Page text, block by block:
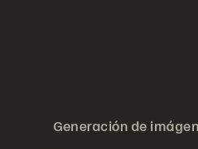
Generación de